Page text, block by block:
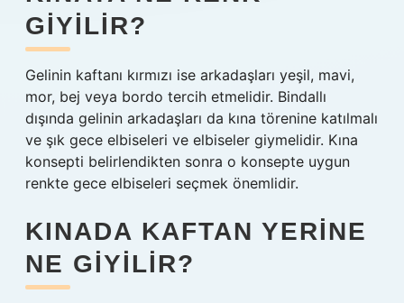
GIYILIR?
Gelinin kaftanı kırmızı ise arkadaşları yeşil, mavi,
mor, bej veya bordo tercih etmelidir. Bindallı
dışında gelinin arkadaşları da kına törenine katılmalı
ve şık gece elbiseleri ve elbiseler giymelidir. Kına
konsepti belirlendikten sonra o konsepte uygun
renkte gece elbiseleri seçmek önemlidir.
KINADA KAFTAN YERINE
NE GIYILIR?